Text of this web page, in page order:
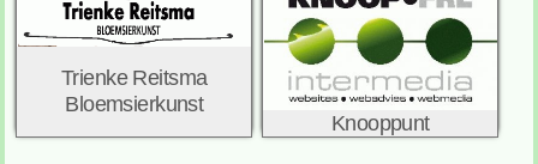
Trienke Reitsma
Bloemsierkunst
Knooppunt